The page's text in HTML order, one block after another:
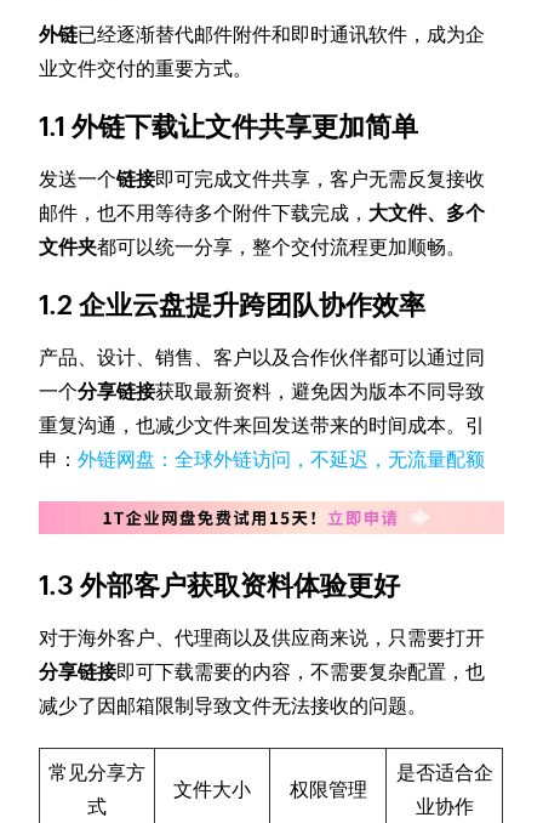
外链已经逐渐替代邮件附件和即时通讯软件，成为企
业文件交付的重要方式。
1.1 外链下载让文件共享更加简单
发送一个链接即可完成文件共享，客户无需反复接收
邮件，也不用等待多个附件下载完成， 大文件、多个
文件夹都可以统一分享，整个交付流程更加顺畅。
1.2 企业云盘提升跨团队协作效率
产品、设计、销售、客户以及合作伙伴都可以通过同
一个分享链接获取最新资料，避免因为版本不同导致
重复沟通，也减少文件来回发送带来的时间成本。引
申：外链网盘：全球外链访问，不延迟，无流量配额
1.3 外部客户获取资料体验更好
对于海外客户、代理商以及供应商来说，只需要打开
分享链接即可下载需要的内容，不需要复杂配置，也
减少了因邮箱限制导致文件无法接收的问题。
常见分享方
式
文件大小 权限管理
是否适合企
业协作